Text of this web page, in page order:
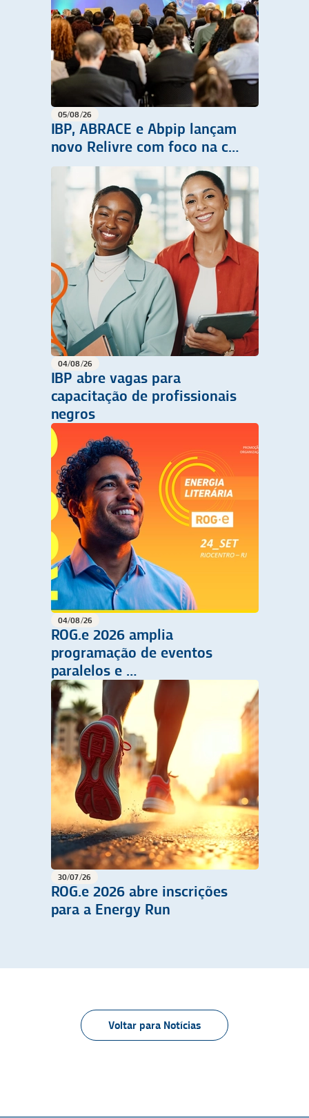
05/08/26
IBP, ABRACE e Abpip lançam
novo Relivre com foco na c…
04/08/26
IBP abre vagas para
capacitação de profissionais
negros
04/08/26
ROG.e 2026 amplia
programação de eventos
paralelos e …
30/07/26
ROG.e 2026 abre inscrições
para a Energy Run
Voltar para Notícias